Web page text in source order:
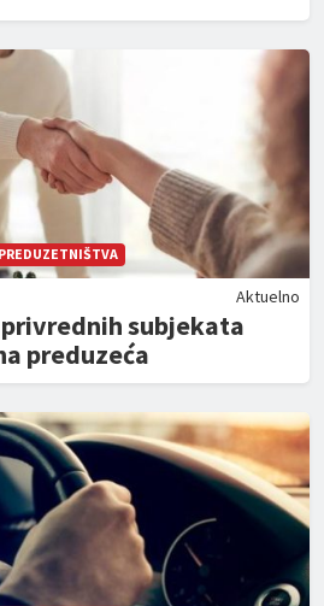
Aktuelno
subjekata
preduzeća